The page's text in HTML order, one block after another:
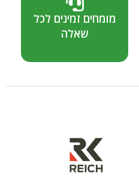
מומחים זמינים לכל
שאלה